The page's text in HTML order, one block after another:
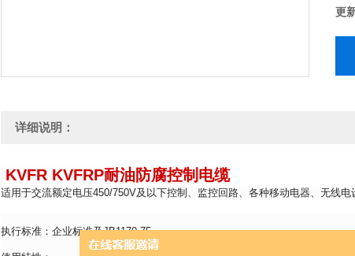
更
详细说明：
KVFR KVFRP耐油防腐控制电缆
适用于交流额定电压450/750V及以下控制、监控回路、各种移动电器、无线
执行标准：企业标准及JB1170-75